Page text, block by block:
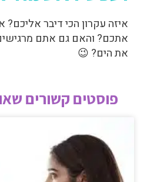
איזה עקרון הכי דיבר
אתכם? והאם גם אתם
את הים? 😉
פוסטים קשורים